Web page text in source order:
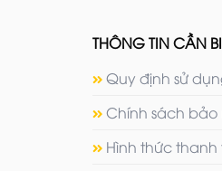
THÔNG TIN CẦN
Quy định sử
Chính sách bảo
Hình thức thanh